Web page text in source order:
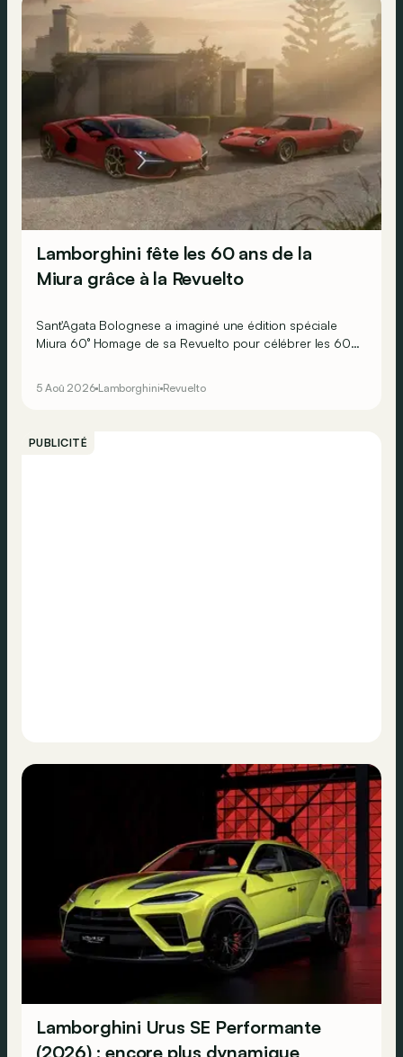
Lamborghini fête les 60 ans de la
Miura grâce à la Revuelto
Sant'Agata Bolognese a imaginé une édition spéciale
Miura 60° Homage de sa Revuelto pour célébrer les 60
5 Aoû 2026 Lamborghini Revuelto
PUBLICITÉ
Lamborghini Urus SE Performante
(2026) : encore plus dynamique